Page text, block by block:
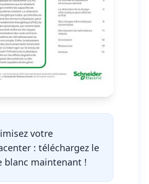
votre
: téléchargez le
blanc maintenant !